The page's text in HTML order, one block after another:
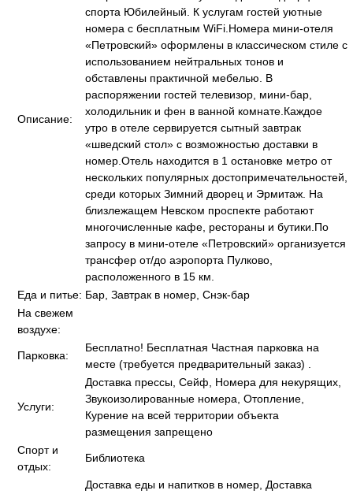
Описание:
спорта Юбилейный. К услугам гостей уютные
номера с бесплатным WiFi.Номера мини-отеля
«Петровский» оформлены в классическом стиле с
использованием нейтральных тонов и
обставлены практичной мебелью. В
распоряжении гостей телевизор, мини-бар,
холодильник и фен в ванной комнате.Каждое
утро в отеле сервируется сытный завтрак
«шведский стол» с возможностью доставки в
номер.Отель находится в 1 остановке метро от
нескольких популярных достопримечательностей,
среди которых Зимний дворец и Эрмитаж. На
близлежащем Невском проспекте работают
многочисленные кафе, рестораны и бутики.По
запросу в мини-отеле «Петровский» организуется
трансфер от/до аэропорта Пулково,
расположенного в 15 км.
Еда и питье: Бар, Завтрак в номер, Снэк-бар
На свежем
воздухе:
Парковка:
Бесплатно! Бесплатная Частная парковка на
месте (требуется предварительный заказ) .
Услуги:
Доставка прессы, Сейф, Номера для некурящих,
Звукоизолированные номера, Отопление,
Курение на всей территории объекта
размещения запрещено
Спорт и
отдых:
Библиотека
Доставка еды и напитков в номер, Доставка